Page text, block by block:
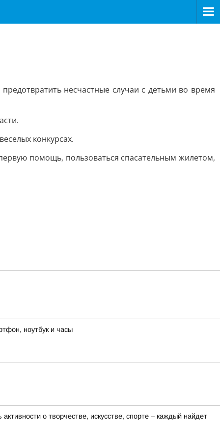
несчастные случаи с детьми во время
конкурсах.
помощь, пользоваться спасательным жилетом,
ноутбук и часы
о творчестве, искусстве, спорте – каждый найдет